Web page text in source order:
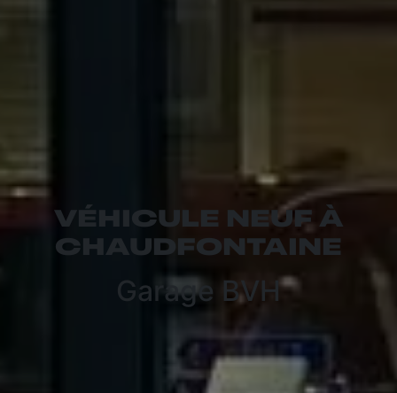
VÉHICULE NEUF À
CHAUDFONTAINE
Garage BVH